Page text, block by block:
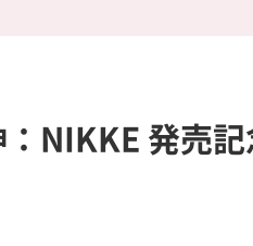
NIKKE 発売